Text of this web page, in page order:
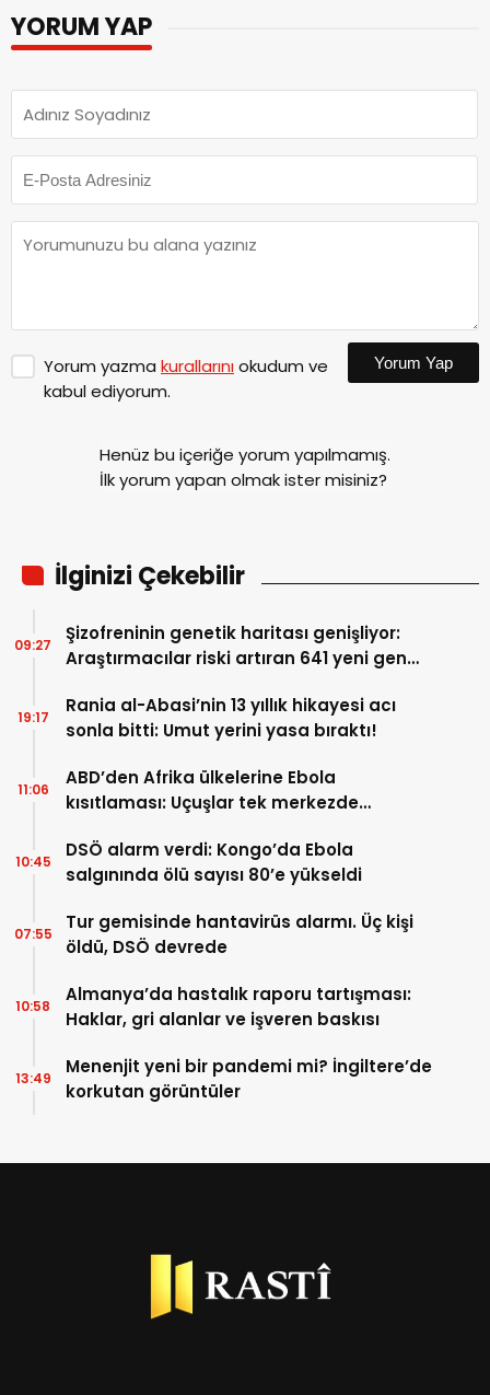
YORUM YAP
Yorum yazma kurallarınıokudum ve
kabul ediyorum.
Yorum Yap
Henüz bu içeriğe yorum yapılmamış.
İlk yorum yapan olmak ister misiniz?
İlginizi Çekebilir
Şizofreninin genetik haritası genişliyor:
Araştırmacılar riski artıran 641 yeni gen
09:27
Rania al-Abasi’nin 13 yıllık hikayesi acı
sonla bitti: Umut yerini yasa bıraktı!
19:17
ABD’den Afrika ülkelerine Ebola
kısıtlaması: Uçuşlar tek merkezde
11:06
DSÖ alarm verdi: Kongo’da Ebola
salgınında ölü sayısı 80’e yükseldi
10:45
Tur gemisinde hantavirüs alarmı. Üç kişi
öldü, DSÖ devrede
07:55
Almanya’da hastalık raporu tartışması:
Haklar, gri alanlar ve işveren baskısı
10:58
Menenjit yeni bir pandemi mi? İngiltere’de
korkutan görüntüler
13:49